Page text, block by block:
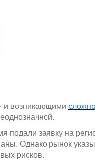
и возникающими
заявку на
Однако рынок
рисков.